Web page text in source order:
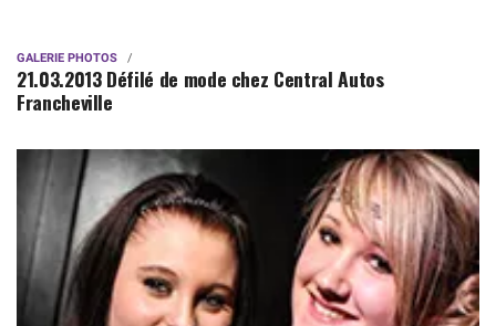
GALERIE PHOTOS
21.03.2013 Défilé de mode chez Central Autos
Francheville